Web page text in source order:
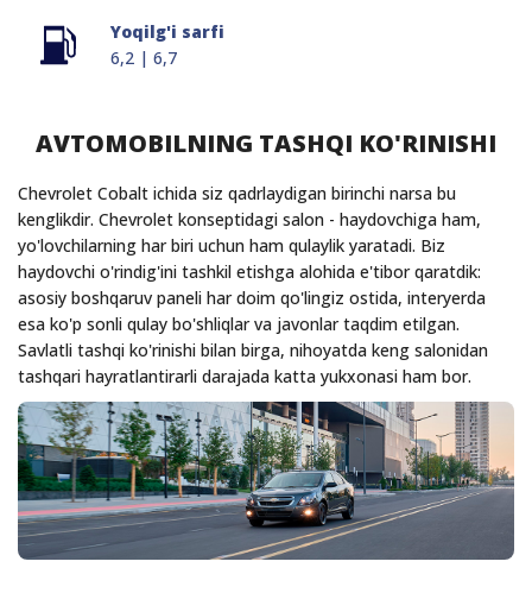
Yoqilg'i sarfi
6,2 | 6,7
AVTOMOBILNING TASHQI KO'RINISHI
Chevrolet Cobalt ichida siz qadrlaydigan birinchi narsa bu
kenglikdir. Chevrolet konseptidagi salon - haydovchiga ham,
yo'lovchilarning har biri uchun ham qulaylik yaratadi. Biz
haydovchi o'rindig'ini tashkil etishga alohida e'tibor qaratdik:
asosiy boshqaruv paneli har doim qo'lingiz ostida, interyerda
esa ko'p sonli qulay bo'shliqlar va javonlar taqdim etilgan.
Savlatli tashqi ko'rinishi bilan birga, nihoyatda keng salonidan
tashqari hayratlantirarli darajada katta yukxonasi ham bor.